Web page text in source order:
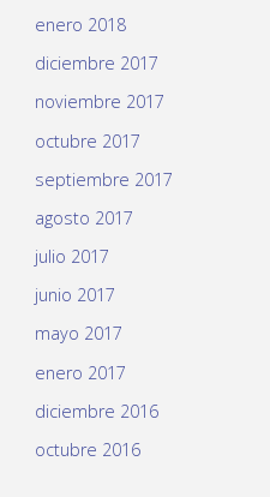
enero 2018
diciembre 2017
noviembre 2017
octubre 2017
septiembre 2017
agosto 2017
julio 2017
junio 2017
mayo 2017
enero 2017
diciembre 2016
octubre 2016